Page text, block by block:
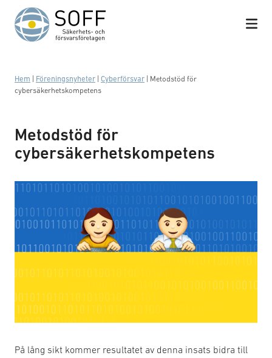
Hoppa till innehåll
Hem Föreningsnyheter Cyberförsvar
Metodstöd för
cybersäkerhetskompetens
Metodstöd för
cybersäkerhetskompetens
På lång sikt kommer resultatet av denna insats bidra till